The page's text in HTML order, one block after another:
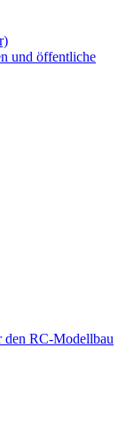
und öffentliche
den RC-Modellbau